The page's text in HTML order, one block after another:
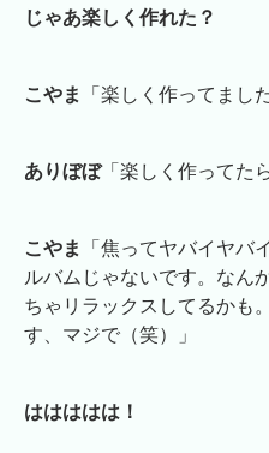
じゃあ楽しく作れた？
こやま 「楽しく作ってまし
ありぼぼ「楽しく作ってた
こやま
「焦ってヤバイヤバ
ルバムじゃないです。なん
ちゃリラックスしてるかも
す、マジで（笑）」
ははははは！